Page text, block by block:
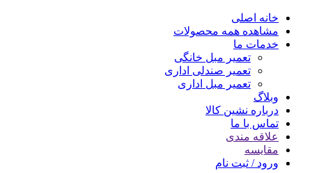
خانه اصلی
مشاهده همه محصولات
خدمات ما
تعمیر مبل خانگی
تعمیر صندلی اداری
تعمیر مبل اداری
وبلاگ
درباره نشین کالا
تماس با ما
علاقه مندی
مقایسه
ورود / ثبت نام